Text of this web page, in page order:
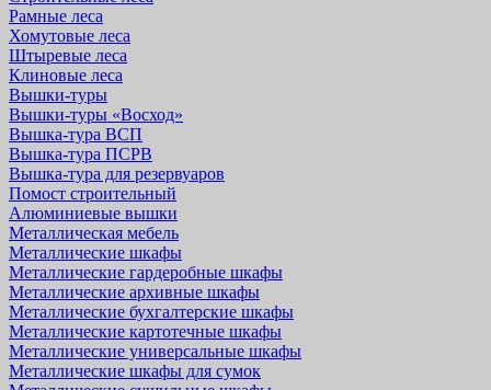
Рамные леса
Хомутовые леса
Штыревые леса
Клиновые леса
Вышки-туры
Вышки-туры «Восход»
Вышка-тура ВСП
Вышка-тура ПСРВ
Вышка-тура для резервуаров
Помост строительный
Алюминиевые вышки
Металлическая мебель
Металлические шкафы
Металлические гардеробные шкафы
Металлические архивные шкафы
Металлические бухгалтерские шкафы
Металлические картотечные шкафы
Металлические универсальные шкафы
Металлические шкафы для сумок